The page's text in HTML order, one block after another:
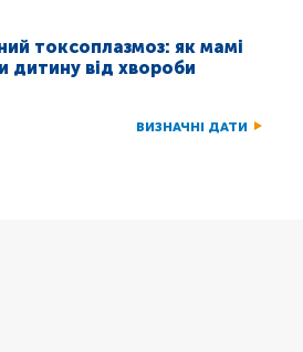
токсоплазмоз: як мамі
дитину від хвороби
ВИЗНАЧНІ ДАТИ